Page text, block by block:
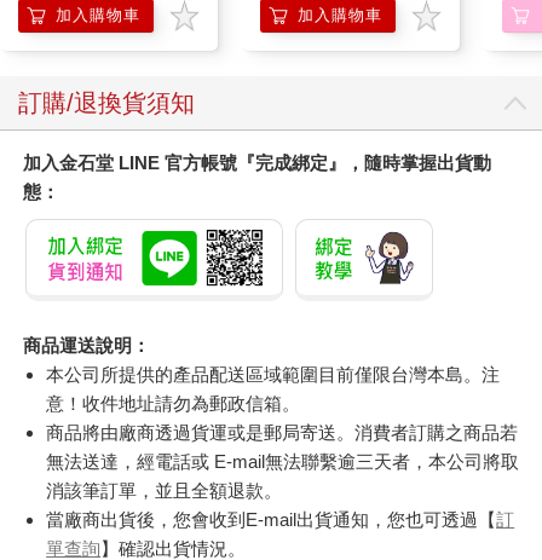
140ml/金瓶(Premium
臉部肌膚護理乳霜,素
加入購物車 加入購物車
訂購/退換貨須知
加入金石堂 LINE 官方帳號『完成綁定』，隨時掌握出貨動
態：
商品運送說明：
本公司所提供的產品配送區域範圍目前僅限台灣本島。注
意！收件地址請勿為郵政信箱。
商品將由廠商透過貨運或是郵局寄送。消費者訂購之商品若
無法送達，經電話或 E-mail無法聯繫逾三天者，本公司將取
消該筆訂單，並且全額退款。
當廠商出貨後，您會收到E-mail出貨通知，您也可透過【訂
單查詢】確認出貨情況。